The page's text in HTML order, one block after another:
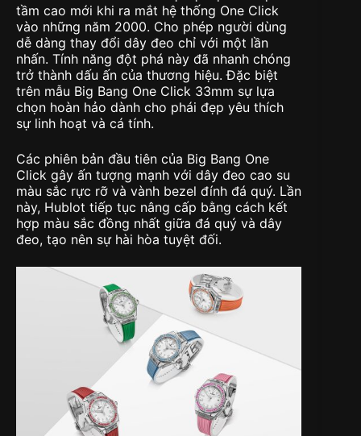
tầm cao mới khi ra mắt hệ thống One Click
vào những năm 2000. Cho phép người dùng
dễ dàng thay đổi dây đeo chỉ với một lần
nhấn. Tính năng đột phá này đã nhanh chóng
trở thành dấu ấn của thương hiệu. Đặc biệt
trên mẫu Big Bang One Click 33mm sự lựa
chọn hoàn hảo dành cho phái đẹp yêu thích
sự linh hoạt và cá tính.
Các phiên bản đầu tiên của Big Bang One
Click gây ấn tượng mạnh với dây đeo cao su
màu sắc rực rỡ và vành bezel đính đá quý. Lần
này, Hublot tiếp tục nâng cấp bằng cách kết
hợp màu sắc đồng nhất giữa đá quý và dây
đeo, tạo nên sự hài hòa tuyệt đối.